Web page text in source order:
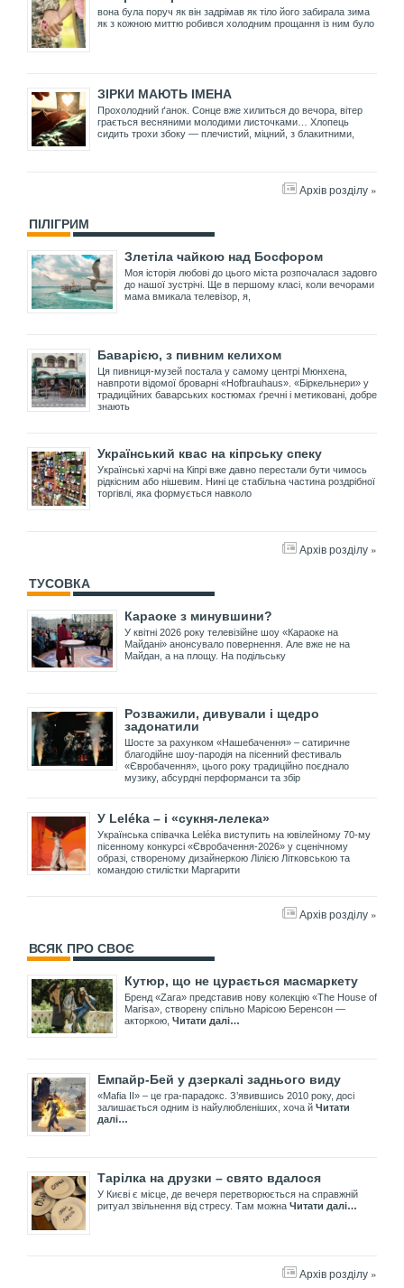
вона була поруч як він задрімав як тіло його забирала зима
як з кожною миттю робився холодним прощання із ним було
ЗІРКИ МАЮТЬ ІМЕНА
Прохолодний ґанок. Сонце вже хилиться до вечора, вітер
грається весняними молодими листочками… Хлопець
сидить трохи збоку — плечистий, міцний, з блакитними,
Архів розділу »
ПІЛІГРИМ
Злетіла чайкою над Босфором
Моя історія любові до цього міста розпочалася задовго
до нашої зустрічі. Ще в першому класі, коли вечорами
мама вмикала телевізор, я,
Баварією, з пивним келихом
Ця пивниця-музей постала у самому центрі Мюнхена,
навпроти відомої броварні «Hofbrauhaus». «Біркельнери» у
традиційних баварських костюмах ґречні і метиковані, добре
знають
Український квас на кіпрську спеку
Українські харчі на Кіпрі вже давно перестали бути чимось
рідкісним або нішевим. Нині це стабільна частина роздрібної
торгівлі, яка формується навколо
Архів розділу »
ТУСОВКА
Караоке з минувшини?
У квітні 2026 року телевізійне шоу «Караоке на
Майдані» анонсувало повернення. Але вже не на
Майдан, а на площу. На подільську
Розважили, дивували і щедро
задонатили
Шосте за рахунком «Нашебачення» – сатиричне
благодійне шоу-пародія на пісенний фестиваль
«Євробачення», цього року традиційно поєднало
музику, абсурдні перформанси та збір
У Leléka – і «сукня-лелека»
Українська співачка Leléka виступить на ювілейному 70-му
пісенному конкурсі «Євробачення-2026» у сценічному
образі, створеному дизайнеркою Лілією Літковською та
командою стилістки Маргарити
Архів розділу »
ВСЯК ПРО СВОЄ
Кутюр, що не цурається масмаркету
Бренд «Zara» представив нову колекцію «The House of
Marisa», створену спільно Марісою Беренсон —
акторкою, Читати далі…
Емпайр-Бей у дзеркалі заднього виду
«Mafia II» – це гра-парадокс. З’явившись 2010 року, досі
залишається одним із найулюбленіших, хоча й Читати
далі…
Тарілка на друзки – свято вдалося
У Києві є місце, де вечеря перетворюється на справжній
ритуал звільнення від стресу. Там можна Читати далі…
Архів розділу »